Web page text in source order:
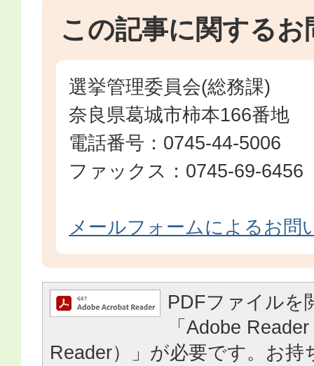
この記事に関するお
選挙管理委員会(総務課)
奈良県葛城市柿本166番地
電話番号：0745-44-5006
ファックス：0745-69-6456
メールフォームによるお問
PDFファイルを
「Adobe
Reader）」が必要です。お持